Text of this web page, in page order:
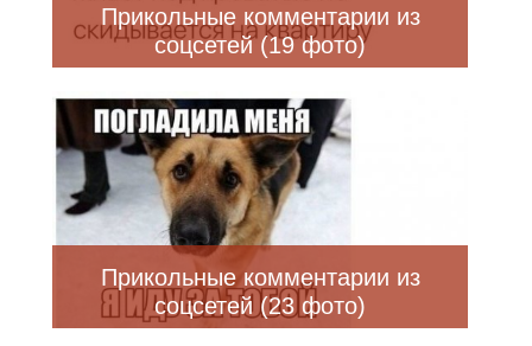
Прикольные комментарии из
соцсетей (19 фото)
Прикольные комментарии из
соцсетей (23 фото)